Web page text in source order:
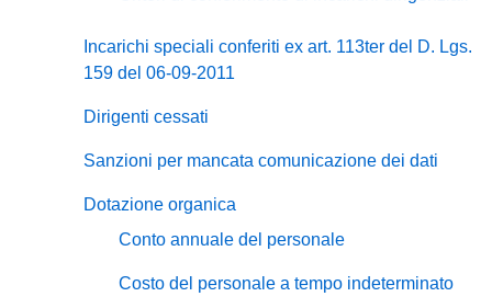
Incarichi speciali conferiti ex art. 113ter del D. Lgs.
159 del 06-09-2011
Dirigenti cessati
Sanzioni per mancata comunicazione dei dati
Dotazione organica
Conto annuale del personale
Costo del personale a tempo indeterminato